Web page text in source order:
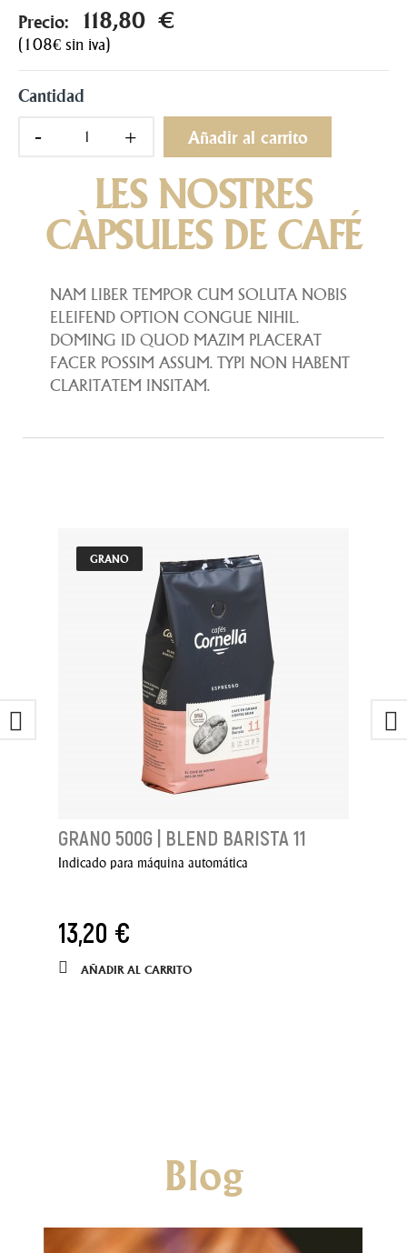
Precio: 118,80 €
(108€ sin iva)
Cantidad
Añadir al carrito
LES NOSTRES
CÀPSULES DE CAFÉ
NAM LIBER TEMPOR CUM SOLUTA NOBIS
ELEIFEND OPTION CONGUE NIHIL.
DOMING ID QUOD MAZIM PLACERAT
FACER POSSIM ASSUM. TYPI NON HABENT
CLARITATEM INSITAM.
GRANO
GRANO 500G | BLEND BARISTA 11
Indicado para máquina automática
13,20 €
AÑADIR AL CARRITO
Blog